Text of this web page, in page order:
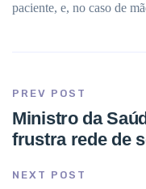
paciente, e, no caso de
PREV POST
Ministro da
frustra rede de
NEXT POST